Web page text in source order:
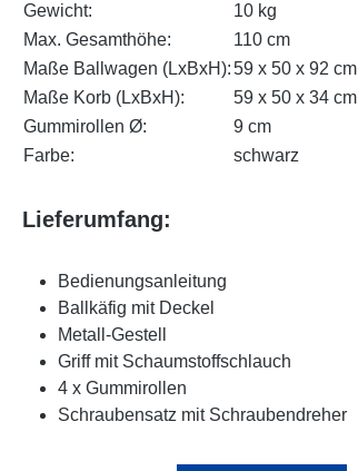
Gewicht:
10 kg
Max. Gesamthöhe:
110 cm
Maße Ballwagen (LxBxH):59 x 50 x 92 cm
Maße Korb (LxBxH):
59 x 50 x 34 cm
Gummirollen Ø:
9 cm
Farbe:
schwarz
Lieferumfang:
Bedienungsanleitung
Ballkäfig mit Deckel
Metall-Gestell
Griff mit Schaumstoffschlauch
4 x Gummirollen
Schraubensatz mit Schraubendreher